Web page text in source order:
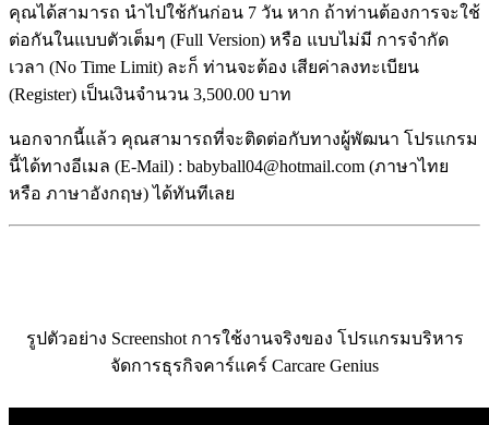
คุณได้สามารถ นำไปใช้กันก่อน 7 วัน หาก ถ้าท่านต้องการจะใช้
ต่อกันในแบบตัวเต็มๆ (Full Version) หรือ แบบไม่มี การจำกัด
เวลา (No Time Limit) ละก็ ท่านจะต้อง เสียค่าลงทะเบียน
(Register) เป็นเงินจำนวน 3,500.00 บาท
นอกจากนี้แล้ว คุณสามารถที่จะติดต่อกับทางผู้พัฒนา โปรแกรม
นี้ได้ทางอีเมล (E-Mail) : babyball04@hotmail.com (ภาษาไทย
หรือ ภาษาอังกฤษ) ได้ทันทีเลย
รูปตัวอย่าง Screenshot การใช้งานจริงของ โปรแกรมบริหาร
จัดการธุรกิจคาร์แคร์ Carcare Genius